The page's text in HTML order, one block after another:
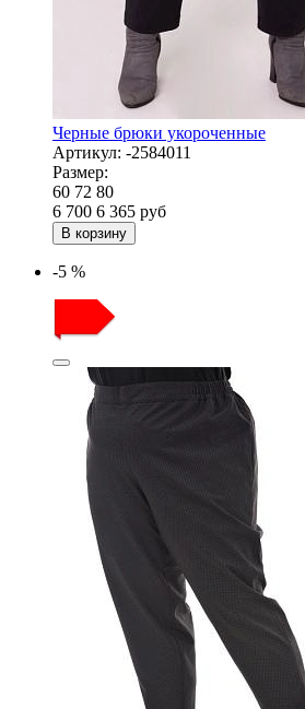
Черные брюки укороченные
Артикул: -2584011
Размер:
60 72 80
6 700 6 365 руб
В корзину
-5 %